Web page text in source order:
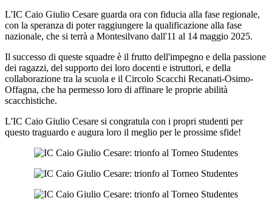
L'IC Caio Giulio Cesare guarda ora con fiducia alla fase regionale,
con la speranza di poter raggiungere la qualificazione alla fase
nazionale, che si terrà a Montesilvano dall'11 al 14 maggio 2025.
Il successo di queste squadre è il frutto dell'impegno e della passione
dei ragazzi, del supporto dei loro docenti e istruttori, e della
collaborazione tra la scuola e il Circolo Scacchi Recanati-Osimo-
Offagna, che ha permesso loro di affinare le proprie abilità
scacchistiche.
L'IC Caio Giulio Cesare si congratula con i propri studenti per
questo traguardo e augura loro il meglio per le prossime sfide!